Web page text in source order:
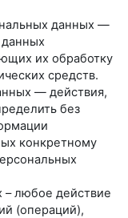
данных —
их обработку
средств.
— действия,
без
конкретному
– любое действие
(операций),